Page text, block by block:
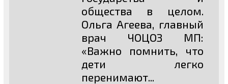
общества в целом.
Ольга Агеева, главный
врач ЧОЦОЗ МП:
«Важно помнить, что
дети легко
перенимают...